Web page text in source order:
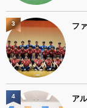
フ
3
ア
4